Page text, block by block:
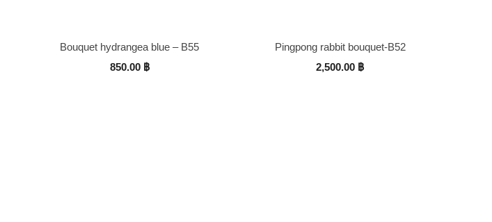
Bouquet hydrangea blue – B55
850.00 ฿
Pingpong rabbit bouquet-B52
2,500.00 ฿